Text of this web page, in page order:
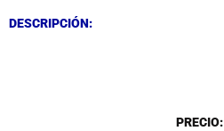
DESCRIPCIÓN:
PRECIO: